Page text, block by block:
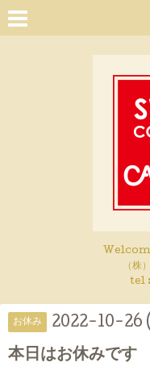
（株
tel :
お休み 2022-10-26
本日はお休みです